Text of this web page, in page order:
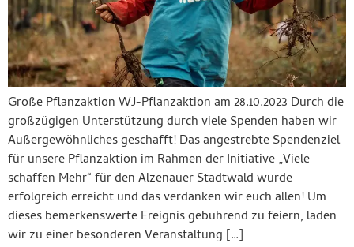
Große Pflanzaktion WJ-Pflanzaktion am 28.10.2023 Durch die
großzügigen Unterstützung durch viele Spenden haben wir
Außergewöhnliches geschafft! Das angestrebte Spendenziel
für unsere Pflanzaktion im Rahmen der Initiative „Viele
schaffen Mehr“ für den Alzenauer Stadtwald wurde
erfolgreich erreicht und das verdanken wir euch allen! Um
dieses bemerkenswerte Ereignis gebührend zu feiern, laden
wir zu einer besonderen Veranstaltung […]